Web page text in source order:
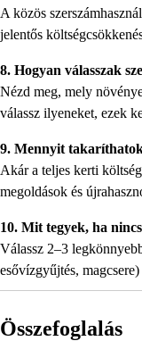
A közös
jelentős
8. Hogyan válasszak
Nézd meg, mely
válassz ilyeneket, ezek
9. Mennyit
Akár a teljes kerti
megoldások és
10. Mit tegyek, ha
Válassz 2–3
esővízgyűjtés,
Összefoglalás